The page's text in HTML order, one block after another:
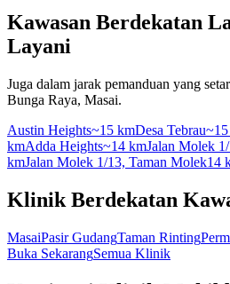
Kawasan Berdekatan
Layani
Juga dalam jarak pemanduan yang
Bunga Raya, Masai.
Austin Heights~15 kmDesa Tebrau
kmAdda Heights~14 kmJalan Molek
kmJalan Molek 1/13, Taman Molek14
Klinik Berdekatan
MasaiPasir GudangTaman Rinting
Buka SekarangSemua Klinik